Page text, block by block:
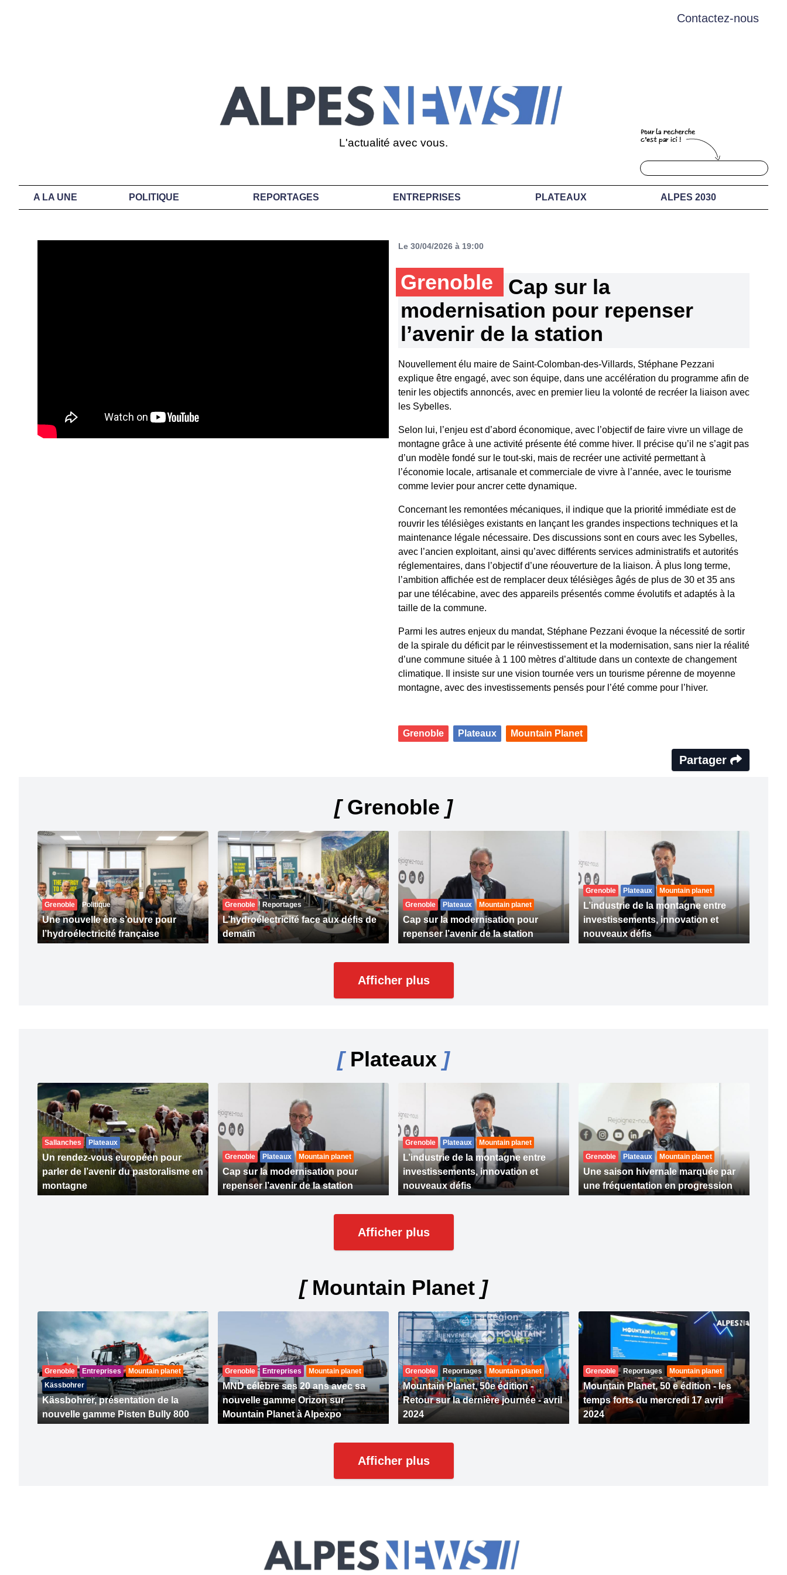
Contactez-nous
L'actualité avec vous.
A LA UNE POLITIQUE REPORTAGES ENTREPRISES PLATEAUX ALPES 2030
Le 30/04/2026 à 19:00
Grenoble
Cap sur la
modernisation pour repenser
l’avenir de la station
Nouvellement élu maire de Saint-Colomban-des-Villards, Stéphane Pezzani
explique être engagé, avec son équipe, dans une accélération du programme afin de
tenir les objectifs annoncés, avec en premier lieu la volonté de recréer la liaison avec
les Sybelles.
Selon lui, l’enjeu est d’abord économique, avec l’objectif de faire vivre un village de
montagne grâce à une activité présente été comme hiver. Il précise qu’il ne s’agit pas
d’un modèle fondé sur le tout-ski, mais de recréer une activité permettant à
l’économie locale, artisanale et commerciale de vivre à l’année, avec le tourisme
comme levier pour ancrer cette dynamique.
Concernant les remontées mécaniques, il indique que la priorité immédiate est de
rouvrir les télésièges existants en lançant les grandes inspections techniques et la
maintenance légale nécessaire. Des discussions sont en cours avec les Sybelles,
avec l’ancien exploitant, ainsi qu’avec différents services administratifs et autorités
réglementaires, dans l’objectif d’une réouverture de la liaison. À plus long terme,
l’ambition affichée est de remplacer deux télésièges âgés de plus de 30 et 35 ans
par une télécabine, avec des appareils présentés comme évolutifs et adaptés à la
taille de la commune.
Parmi les autres enjeux du mandat, Stéphane Pezzani évoque la nécessité de sortir
de la spirale du déficit par le réinvestissement et la modernisation, sans nier la réalité
d’une commune située à 1 100 mètres d’altitude dans un contexte de changement
climatique. Il insiste sur une vision tournée vers un tourisme pérenne de moyenne
montagne, avec des investissements pensés pour l’été comme pour l’hiver.
Grenoble Plateaux Mountain Planet
Partager
[Grenoble ]
Grenoble Politique
Une nouvelle ère s’ouvre pour
l’hydroélectricité française
Grenoble Reportages
L’hydroélectricité face aux défis de
demain
Grenoble Plateaux Mountain planet
Cap sur la modernisation pour
repenser l’avenir de la station
Grenoble Plateaux Mountain planet
L’industrie de la montagne entre
investissements, innovation et
nouveaux défis
Afficher plus
[Plateaux ]
Sallanches Plateaux
Un rendez-vous européen pour
parler de l’avenir du pastoralisme en
montagne
Grenoble Plateaux Mountain planet
Cap sur la modernisation pour
repenser l’avenir de la station
Grenoble Plateaux Mountain planet
L’industrie de la montagne entre
investissements, innovation et
nouveaux défis
Grenoble Plateaux Mountain planet
Une saison hivernale marquée par
une fréquentation en progression
Afficher plus
[Mountain Planet ]
Grenoble Entreprises
Mountain planet
Kässbohrer
Kässbohrer, présentation de la
nouvelle gamme Pisten Bully 800
Grenoble Entreprises Mountain planet
MND célèbre ses 20 ans avec sa
nouvelle gamme Orizon sur
Mountain Planet à Alpexpo
Grenoble Reportages Mountain planet
Mountain Planet, 50e édition -
Retour sur la dernière journée - avril
2024
Grenoble Reportages Mountain planet
Mountain Planet, 50 e édition - les
temps forts du mercredi 17 avril
2024
Afficher plus